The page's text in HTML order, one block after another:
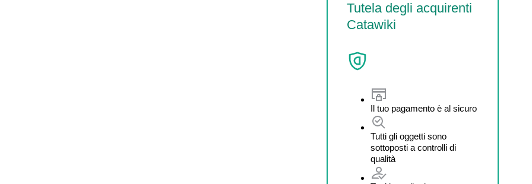
Tutela degli acquirenti
Catawiki
Il tuo pagamento è al sicuro
Tutti gli oggetti sono
sottoposti a controlli di
qualità